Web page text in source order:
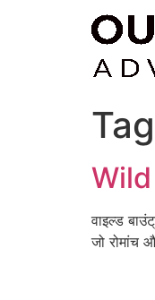
Wild
वाइल्ड
जो रोमांच